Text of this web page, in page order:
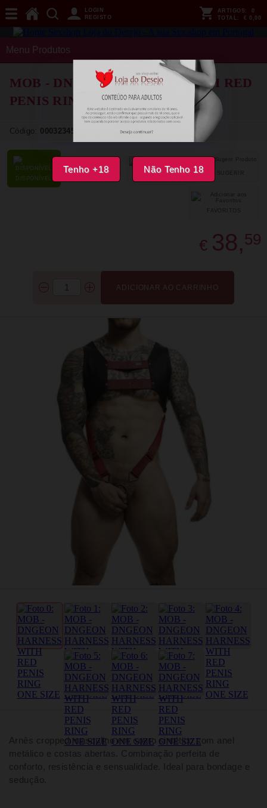
Tenho +18 Não Tenho 18
LOGIN
REGISTO
ARTIGOS:
0
TOTAL: € 0,00
Menu Produtos
MOB - DNGEON HARNESS WITH RED
PENIS RING ONE SIZE
Código: 00032345
DISPONÍVEL
SUGERIR
FAVORITOS
€ 38, 59
ADICIONAR AO CARRINHO
Arnês cropped masculino em couro sintético com anel
metálico e costas abertas. Combinação perfeita de
conforto, resistência e sensualidade. Ideal para bondage e
sedução.